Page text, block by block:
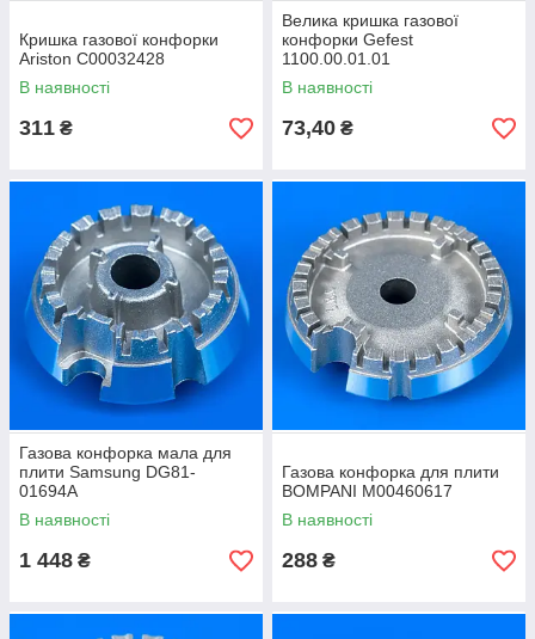
Кришка газової конфорки
Ariston C00032428
В наявності
311 ₴
Велика кришка газової
конфорки Gefest
1100.00.01.01
В наявності
73,40 ₴
Газова конфорка мала для
плити Samsung DG81-
01694A
В наявності
1 448 ₴
Газова конфорка для плити
BOMPANI M00460617
В наявності
288 ₴